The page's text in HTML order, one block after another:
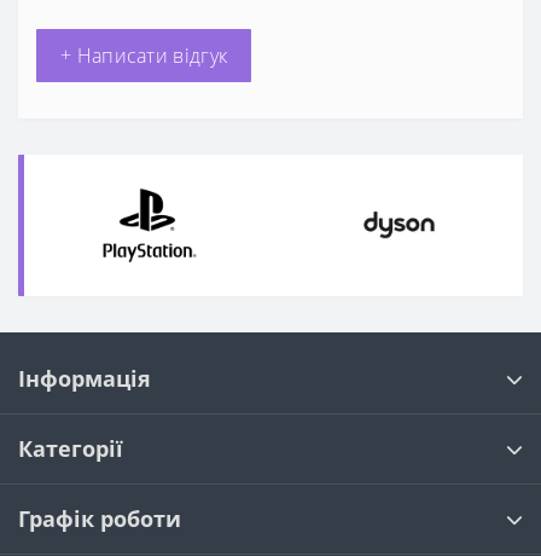
+ Написати відгук
Інформація
Категорії
Графік роботи